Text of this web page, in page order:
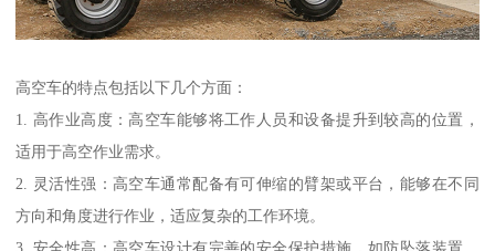
高空车的特点包括以下几个方面：
1. 高作业高度：高空车能够将工作人员和设备提升到较高的位置，
适用于高空作业需求。
2. 灵活性强：高空车通常配备有可伸缩的臂架或平台，能够在不同
方向和角度进行作业，适应复杂的工作环境。